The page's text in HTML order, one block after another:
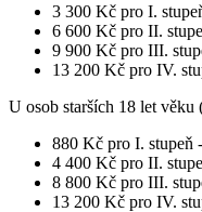
3 300 Kč pro I.
6 600 Kč pro II.
9 900 Kč pro III.
13 200 Kč pro IV.
U osob starších 18 let věku
880 Kč pro I. stupeň
4 400 Kč pro II.
8 800 Kč pro III.
13 200 Kč pro IV.